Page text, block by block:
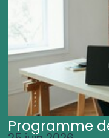
Programme